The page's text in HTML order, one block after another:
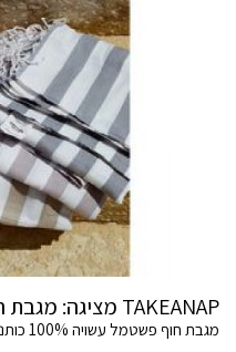
TAKEANAP מציגה: מגבת החוף שלא סוחבת חול
מגבת חוף פשטמל עשויה 100% כותנה, באריגה דקה, רכה ואוורירית.